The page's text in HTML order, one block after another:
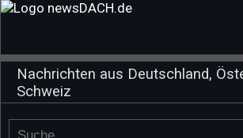
Nachrichten aus Deutschland,
Schweiz